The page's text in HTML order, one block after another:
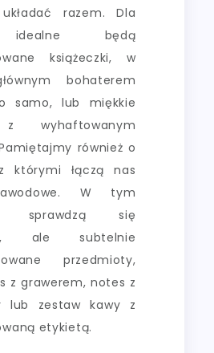
razem. Dla
idealne będą
książeczki, w
bohaterem
samo, lub miękkie
wyhaftowanym
również o
którymi łączą nas
W tym
sprawdzą się
ale subtelnie
przedmioty,
z grawerem, notes z
lub zestaw kawy z
etykietą.